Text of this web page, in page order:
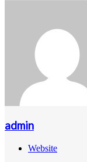
admin
Website